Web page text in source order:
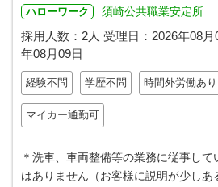
ハローワーク 須崎公共職業安定所
採用人数：2人 受理日： 2026年08月
年08月09日
経験不問 学歴不問 時間外労働あり
マイカー通勤可
＊洗車、車両整備等の業務に従事し
はありません（お客様に説明が少し